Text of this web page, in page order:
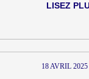
LISEZ
18 AVRIL 2025